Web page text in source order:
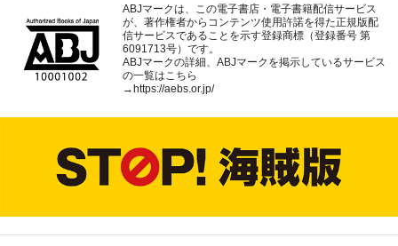
ABJマークは、この電子書店・電子書籍配信サービス
が、著作権者からコンテンツ使用許諾を得た正規版配
信サービスであることを示す登録商標（登録番号 第
6091713号）です。
ABJマークの詳細、ABJマークを掲示しているサービス
の一覧はこちら
→ https://aebs.or.jp/